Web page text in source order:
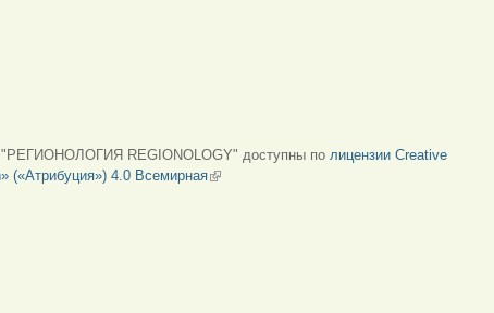
REGIONOLOGY" доступны по лицензии Creative
(«Атрибуция») 4.0 Всемирная(внешняя ссылка)